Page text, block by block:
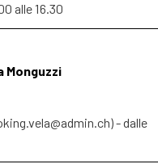
alle 16.30
Monguzzi
- dalle